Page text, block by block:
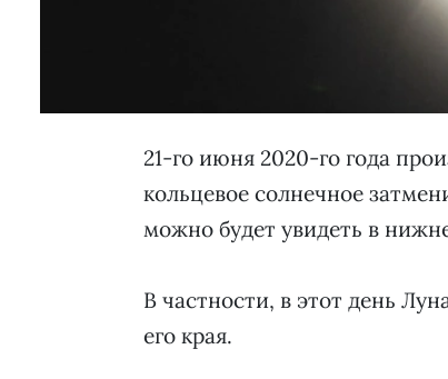
21-го июня 2020-го года
кольцевое солнечное
можно будет увидеть в
В частности, в этот день
его края.